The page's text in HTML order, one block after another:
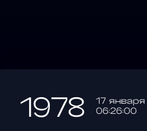
1978
17 января
06:26:00